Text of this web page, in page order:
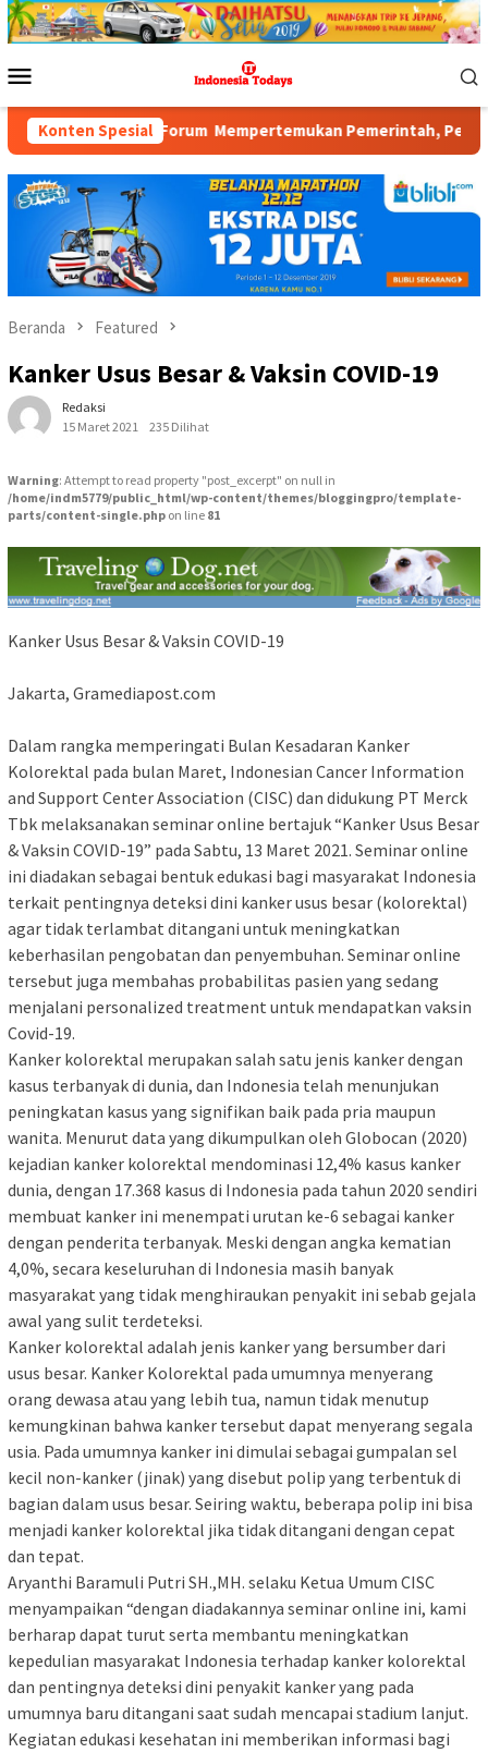
Loncat
ke
Mobile
Konten SpesialPemerintah, Pelaku Industri, Investor,
Beranda Featured
Kanker Usus Besar & Vaksin COVID-19
Redaksi
15 Maret 2021
235 Dilihat
Warning: Attempt to read property "post_excerpt" on null in
/home/indm5779/public_html/wp-content/themes/bloggingpro/template-
parts/content-single.php on line 81
Kanker Usus Besar & Vaksin COVID-19
Jakarta, Gramediapost.com
Dalam rangka memperingati Bulan Kesadaran Kanker
Kolorektal pada bulan Maret, Indonesian Cancer Information
and Support Center Association (CISC) dan didukung PT Merck
Tbk melaksanakan seminar online bertajuk “Kanker Usus Besar
& Vaksin COVID-19” pada Sabtu, 13 Maret 2021. Seminar online
ini diadakan sebagai bentuk edukasi bagi masyarakat Indonesia
terkait pentingnya deteksi dini kanker usus besar (kolorektal)
agar tidak terlambat ditangani untuk meningkatkan
keberhasilan pengobatan dan penyembuhan. Seminar online
tersebut juga membahas probabilitas pasien yang sedang
menjalani personalized treatment untuk mendapatkan vaksin
Covid-19.
Kanker kolorektal merupakan salah satu jenis kanker dengan
kasus terbanyak di dunia, dan Indonesia telah menunjukan
peningkatan kasus yang signifikan baik pada pria maupun
wanita. Menurut data yang dikumpulkan oleh Globocan (2020)
kejadian kanker kolorektal mendominasi 12,4% kasus kanker
dunia, dengan 17.368 kasus di Indonesia pada tahun 2020 sendiri
membuat kanker ini menempati urutan ke-6 sebagai kanker
dengan penderita terbanyak. Meski dengan angka kematian
4,0%, secara keseluruhan di Indonesia masih banyak
masyarakat yang tidak menghiraukan penyakit ini sebab gejala
awal yang sulit terdeteksi.
Kanker kolorektal adalah jenis kanker yang bersumber dari
usus besar. Kanker Kolorektal pada umumnya menyerang
orang dewasa atau yang lebih tua, namun tidak menutup
kemungkinan bahwa kanker tersebut dapat menyerang segala
usia. Pada umumnya kanker ini dimulai sebagai gumpalan sel
kecil non-kanker (jinak) yang disebut polip yang terbentuk di
bagian dalam usus besar. Seiring waktu, beberapa polip ini bisa
menjadi kanker kolorektal jika tidak ditangani dengan cepat
dan tepat.
Aryanthi Baramuli Putri SH.,MH. selaku Ketua Umum CISC
menyampaikan “dengan diadakannya seminar online ini, kami
berharap dapat turut serta membantu meningkatkan
kepedulian masyarakat Indonesia terhadap kanker kolorektal
dan pentingnya deteksi dini penyakit kanker yang pada
umumnya baru ditangani saat sudah mencapai stadium lanjut.
Kegiatan edukasi kesehatan ini memberikan informasi bagi